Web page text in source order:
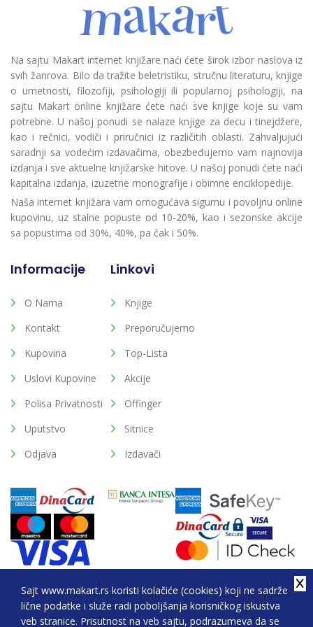
Sajt www.makart.rs koristi kolačiće (cookies) koji ne sadrže
lične podatke i služe radi poboljšanja korisničkog iskustva
veb stranice. Prisutnost na veb sajtu, podrazumeva da se
Na sajtu Makart internet knjižare naći ćete širok izbor naslova iz
svih žanrova. Bilo da tražite beletristiku, stručnu literaturu, knjige
o umetnosti, filozofiji, psihologiji ili popularnoj psihologiji, na
sajtu Makart online knjižare ćete naći sve knjige koje su vam
potrebne. U našoj ponudi se nalaze knjige za decu i tinejdžere,
kao i rečnici, vodiči i priručnici iz različitih oblasti. Zahvaljujući
saradnji sa vodećim izdavačima, obezbeđujemo vam najnovija
izdanja i sve aktuelne knjižarske hitove. U našoj ponudi ćete naći
kapitalna izdanja, izuzetne monografije i obimne enciklopedije.
Naša internet knjižara vam omogućava sigurnu i povoljnu online
kupovinu, uz stalne popuste od 10-20%, kao i sezonske akcije
sa popustima od 30%, 40%, pa čak i 50%.
Informacije
O Nama
Kontakt
Kupovina
Uslovi Kupovine
Polisa Privatnosti
Uputstvo
Odjava
Linkovi
Knjige
Preporučujemo
Top-Lista
Akcije
Offinger
Sitnice
Izdavači
2026. All Rights Reserved © Makart.rs - MAKART DOO